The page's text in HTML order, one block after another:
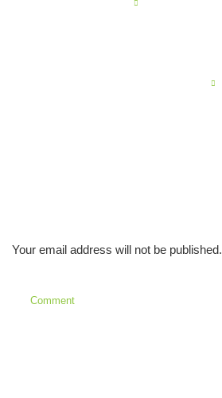
Your email address will not be published.